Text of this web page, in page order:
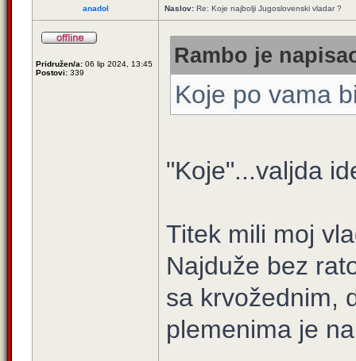
anadol Naslov: Re: Koje najbolji Jugoslovenski vladar ?
Pridružen/a: 06 lip 2024, 13:45
Postovi: 339
Rambo je
Koje po vama
"Koje"...valjda
Titek mili moj
Najduže bez
sa krvožednim,
plemenima je